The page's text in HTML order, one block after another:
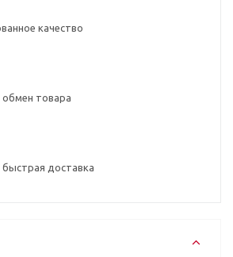
качество
обмен товара
быстрая доставка